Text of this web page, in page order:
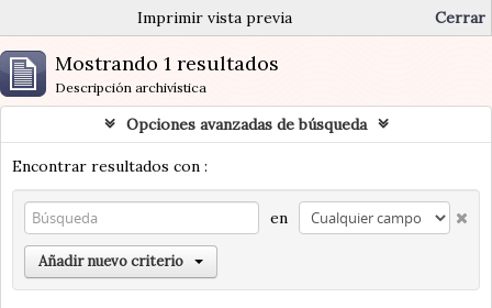
Imprimir vista previa Cerrar
Mostrando 1 resultados
Descripción archivística
Opciones avanzadas de búsqueda
Encontrar resultados con :
en
Añadir nuevo criterio